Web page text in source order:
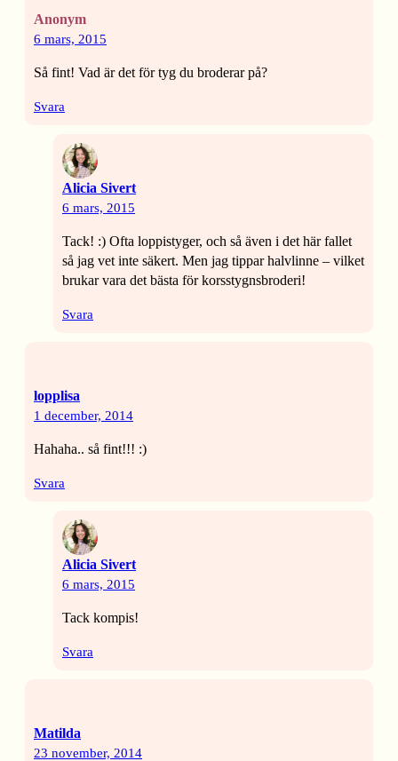
Anonym
6 mars, 2015
Så fint! Vad är det för tyg du broderar på?
Svara
Alicia Sivert
6 mars, 2015
Tack! :) Ofta loppistyger, och så även i det här fallet
så jag vet inte säkert. Men jag tippar halvlinne – vilket
brukar vara det bästa för korsstygnsbroderi!
Svara
lopplisa
1 december, 2014
Hahaha.. så fint!!! :)
Svara
Alicia Sivert
6 mars, 2015
Tack kompis!
Svara
Matilda
23 november, 2014